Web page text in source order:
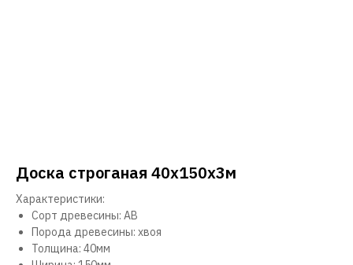
Доска строганая 40х150х3м
Характеристики:
Сорт древесины: АВ
Порода древесины: хвоя
Толщина: 40мм